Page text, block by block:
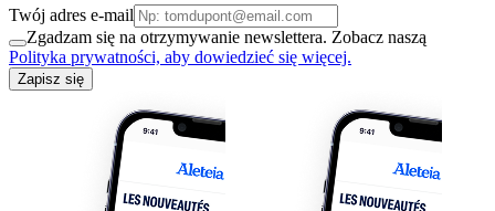
Twój adres e-mail
Zgadzam się na otrzymywanie newslettera. Zobacz naszą
Polityka prywatności, aby dowiedzieć się więcej.
Zapisz się